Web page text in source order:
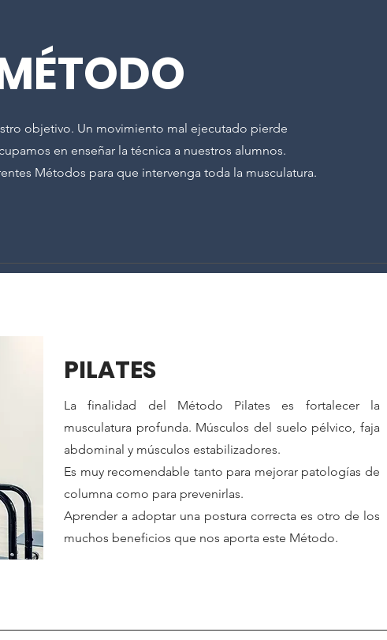
objetivo. Un movimiento mal ejecutado pierde
en enseñar la técnica a nuestros alumnos.
Métodos para que intervenga toda la musculatura.
PILATES
La finalidad del Método Pilates es fortalecer la
musculatura profunda. Músculos del suelo pélvico, faja
abdominal y músculos estabilizadores.
Es muy recomendable tanto para mejorar patologías de
columna como para prevenirlas.
Aprender a adoptar una postura correcta es otro de los
muchos beneficios que nos aporta este Método.